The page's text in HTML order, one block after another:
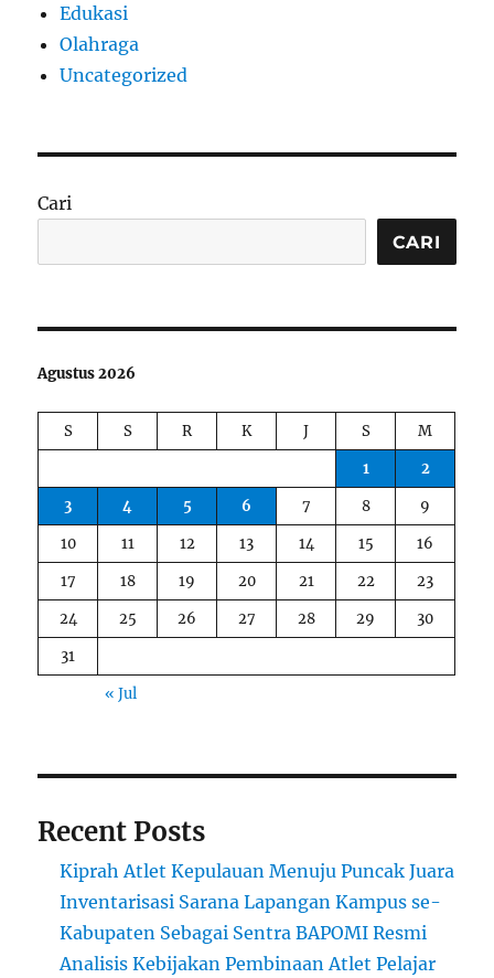
Edukasi
Olahraga
Uncategorized
Cari
CARI
Agustus 2026
S S R K J S
M
1
2
3
4 5 6 7 8
9
10
11 12 13 14 15
16
17
18 19 20 21 22
23
24
25 26 27 28 29
30
31
« Jul
Recent Posts
Kiprah Atlet Kepulauan Menuju Puncak Juara
Inventarisasi Sarana Lapangan Kampus se-
Kabupaten Sebagai Sentra BAPOMI Resmi
Analisis Kebijakan Pembinaan Atlet Pelajar